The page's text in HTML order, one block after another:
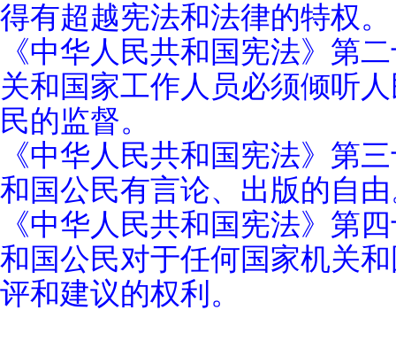
得有超越宪法和法律的特权。
《中华人民共和国宪法》第
关和国家工作人员必须倾听
民的监督。
《中华人民共和国宪法》第
和国公民有言论、出版的自
《中华人民共和国宪法》第
和国公民对于任何国家机关
评和建议的权利。